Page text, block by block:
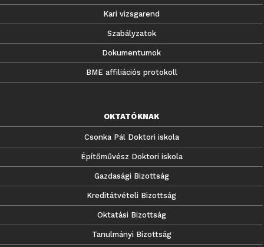
Kari vizsgarend
Szabályzatok
Dokumentumok
BME affiliációs protokoll
OKTATÓKNAK
Csonka Pál Doktori iskola
Építőművész Doktori iskola
Gazdasági Bizottság
Kreditátvételi Bizottság
Oktatási Bizottság
Tanulmányi Bizottság